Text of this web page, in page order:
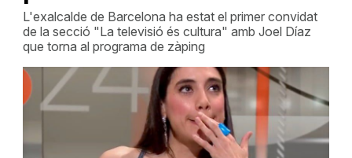
L'exalcalde de Barcelona ha estat el primer convidat
de la secció "La televisió és cultura" amb Joel Díaz
que torna al programa de zàping